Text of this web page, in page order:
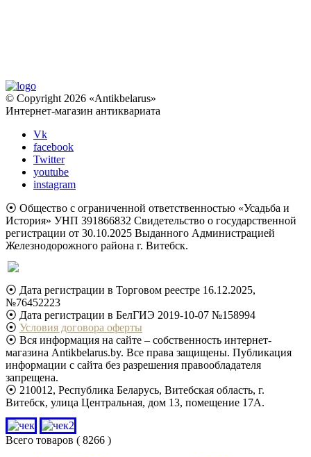
© Copyright 2026 «Antikbelarus»
Интернет-магазин антиквариата
Vk
facebook
Twitter
youtube
instagram
⦿ Общество с ограниченной ответственностью «Усадьба и
История» УНП 391866832 Свидетельство о государственной
регистрации от 30.10.2025 Выданного Администрацией
Железнодорожного района г. Витебск.
⦿ Дата регистрации в Торговом реестре 16.12.2025,
№76452223
⦿ Дата регистрации в БелГИЭ 2019-10-07 №158994
⦿ Условия договора оферты
⦿ Вся информация на сайте – собственность интернет-
магазина Antikbelarus.by. Все права защищены. Публикация
информации с сайта без разрешения правообладателя
запрещена.
⦿ 210012, Республика Беларусь, Витебская область, г.
Витебск, улица Центральная, дом 13, помещение 17А.
Всего товаров ( 8266 )